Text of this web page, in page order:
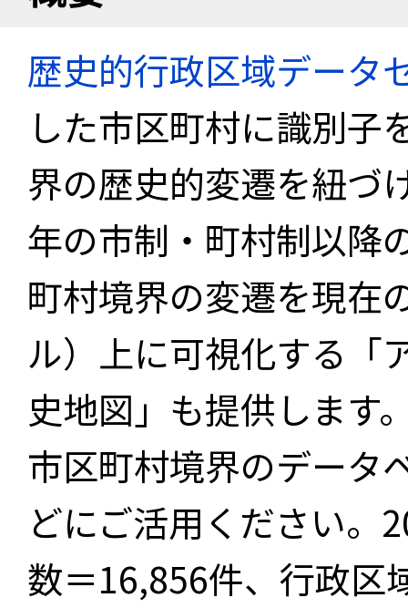
歴史的行政区域データ
した市区町村に識別子
界の歴史的変遷を紐づ
年の市制・町村制以降
町村境界の変遷を現在
ル）上に可視化する「
史地図」も提供します
市区町村境界のデータ
どにご活用ください。
数＝16,856件、行政区